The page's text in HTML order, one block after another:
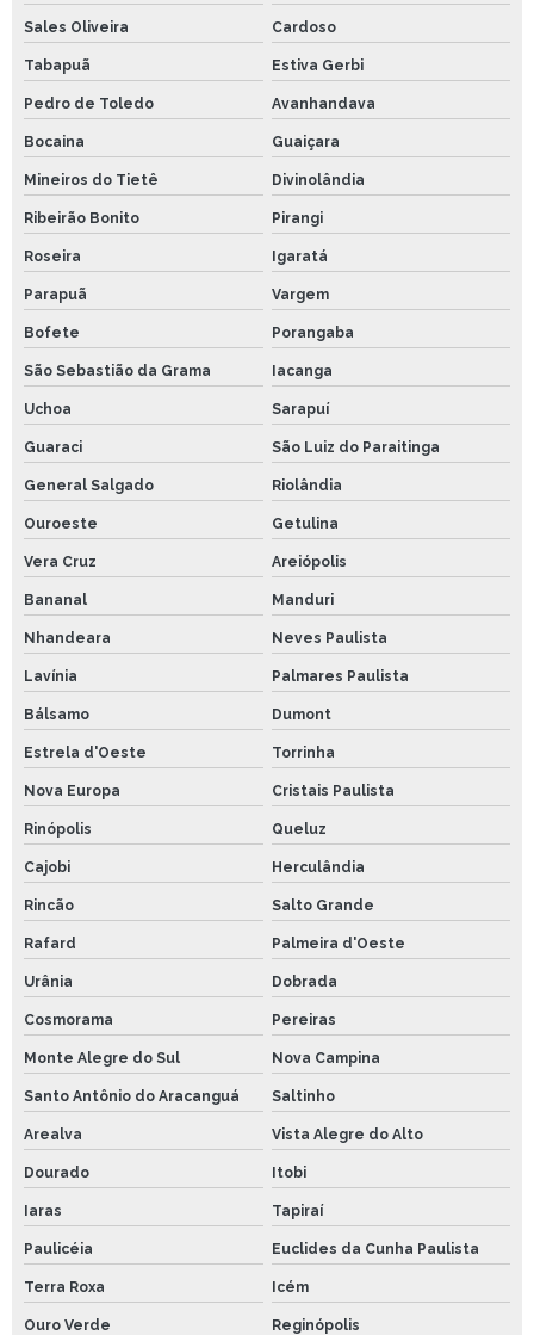
Sales Oliveira Cardoso
Tabapuã Estiva Gerbi
Pedro de Toledo Avanhandava
Bocaina Guaiçara
Mineiros do Tietê Divinolândia
Ribeirão Bonito Pirangi
Roseira Igaratá
Parapuã Vargem
Bofete Porangaba
São Sebastião da Grama Iacanga
Uchoa Sarapuí
Guaraci São Luiz do Paraitinga
General Salgado Riolândia
Ouroeste Getulina
Vera Cruz Areiópolis
Bananal Manduri
Nhandeara Neves Paulista
Lavínia Palmares Paulista
Bálsamo Dumont
Estrela d'Oeste Torrinha
Nova Europa Cristais Paulista
Rinópolis Queluz
Cajobi Herculândia
Rincão Salto Grande
Rafard Palmeira d'Oeste
Urânia Dobrada
Cosmorama Pereiras
Monte Alegre do Sul Nova Campina
Santo Antônio do Aracanguá Saltinho
Arealva Vista Alegre do Alto
Dourado Itobi
Iaras Tapiraí
Paulicéia Euclides da Cunha Paulista
Terra Roxa Icém
Ouro Verde Reginópolis